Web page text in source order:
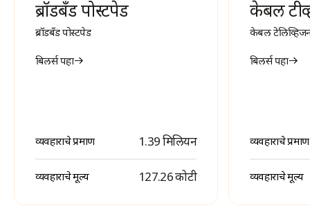
ब्रॉडबँड पोस्टपेड
ब्रॉडबँड पोस्टपेड
बिलर्स पहा
व्यवहाराचे प्रमाण 1.39 मिलियन
व्यवहाराचे मूल्य ₹ 127.26 कोटी
केबल
केबल
बिलर्स पहा
व्यवहाराचे प्रमाण
व्यवहाराचे मूल्य